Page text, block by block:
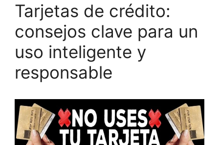
Tarjetas de crédito:
consejos clave para un
uso inteligente y
responsable